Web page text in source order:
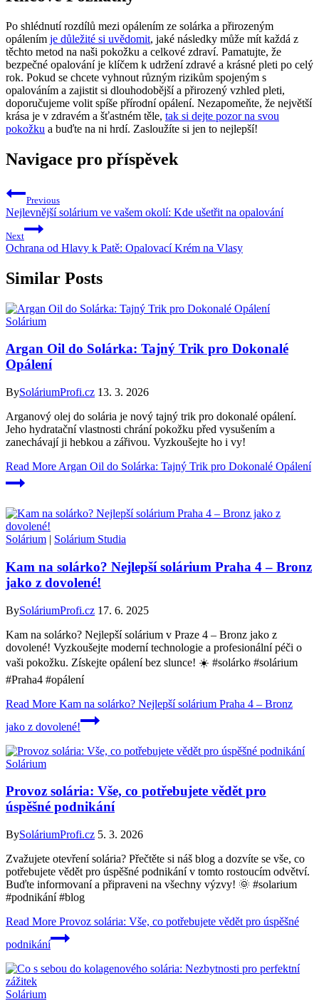
Po shlédnutí rozdílů mezi opálením ze solárka a přirozeným
opálením je důležité si uvědomit, jaké následky může mít každá z
těchto metod na naši pokožku a celkové zdraví. Pamatujte, že
bezpečné opalování je klíčem k udržení zdravé a krásné pleti po celý
rok. Pokud se chcete vyhnout různým rizikům spojeným s
opalováním a zajistit si dlouhodobější a přirozený vzhled pleti,
doporučujeme volit spíše přírodní opálení. Nezapomeňte, že největší
krása je v zdravém a šťastném těle, tak si dejte pozor na svou
pokožku a buďte na ni hrdí. Zasloužíte si jen to nejlepší!
Navigace pro příspěvek
Previous
Nejlevnější solárium ve vašem okolí: Kde ušetřit na opalování
Next
Ochrana od Hlavy k Patě: Opalovací Krém na Vlasy
Similar Posts
Solárium
Argan Oil do Solárka: Tajný Trik pro Dokonalé
Opálení
BySoláriumProfi.cz 13. 3. 2026
Arganový olej do solária je nový tajný trik pro dokonalé opálení.
Jeho hydratační vlastnosti chrání pokožku před vysušením a
zanechávají ji hebkou a zářivou. Vyzkoušejte ho i vy!
Read More Argan Oil do Solárka: Tajný Trik pro Dokonalé Opálení
Solárium | Solárium Studia
Kam na solárko? Nejlepší solárium Praha 4 – Bronz
jako z dovolené!
BySoláriumProfi.cz 17. 6. 2025
Kam na solárko? Nejlepší solárium v Praze 4 – Bronz jako z
dovolené! Vyzkoušejte moderní technologie a profesionální péči o
vaši pokožku. Získejte opálení bez slunce! ☀️ #solárko #solárium
#Praha4 #opálení
Read More Kam na solárko? Nejlepší solárium Praha 4 – Bronz
jako z dovolené!
Solárium
Provoz solária: Vše, co potřebujete vědět pro
úspěšné podnikání
BySoláriumProfi.cz 5. 3. 2026
Zvažujete otevření solária? Přečtěte si náš blog a dozvíte se vše, co
potřebujete vědět pro úspěšné podnikání v tomto rostoucím odvětví.
Buďte informovaní a připraveni na všechny výzvy! 🌞 #solarium
#podnikání #blog
Read More Provoz solária: Vše, co potřebujete vědět pro úspěšné
podnikání
Solárium